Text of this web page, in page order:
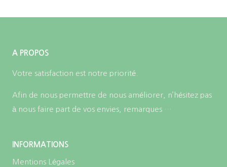
A PROPOS
Votre satisfaction est notre priorité.
Afin de nous permettre de nous améliorer, n’hésitez pas
à nous faire part de vos envies, remarques …
INFORMATIONS
Mentions Légales